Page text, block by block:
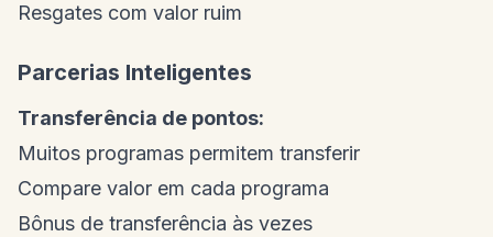
Resgates com valor ruim
Parcerias Inteligentes
Transferência de pontos:
Muitos programas permitem transferir
Compare valor em cada programa
Bônus de transferência às vezes